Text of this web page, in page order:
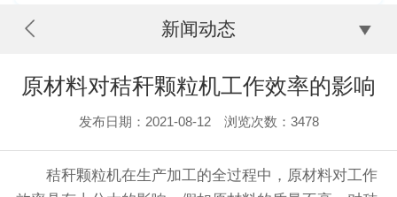
新闻动态
原材料对秸秆颗粒机工作效率的影响
发布日期：2021-08-12 浏览次数： 3478
秸秆颗粒机在生产加工的全过程中，原材料对工作